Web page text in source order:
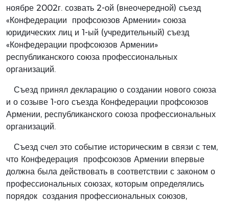
ноябре 2002г. созвать 2-ой (внеочередной) съезд
«Конфедерации профсоюзов Армении» союза
юридических лиц и 1-ый (учредительный) съезд
«Конфедерации профсоюзов Армении»
республиканского союза профессиональных
организаций.
Съезд принял декларацию о создании нового союза
и о созыве 1-ого съезда Конфедерации профсоюзов
Армении, республиканского союза профессиональных
организаций.
Съезд счел это событие историческим в связи с тем,
что Конфедерация профсоюзов Армении впервые
должна была действовать в соответствии с законом о
профессиональных союзах, которым определялись
порядок создания профессиональных союзов,